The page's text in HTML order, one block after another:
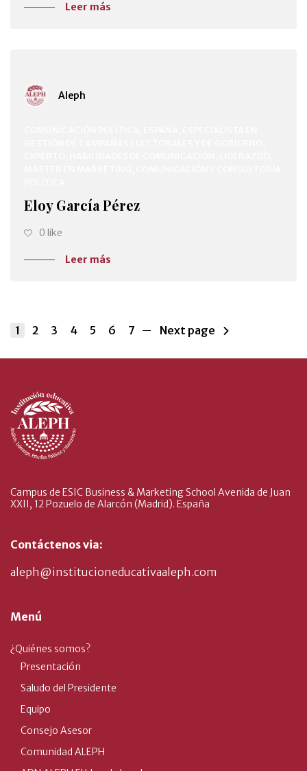
Leer más
Aleph
Eloy García Pérez
0 like
Leer más
1 2 3 4 5 6 7 Next page
Campus de ESIC Business & Marketing School Avenida de Juan
XXII, 12 Pozuelo de Alarcón (Madrid). España
Contáctenos via:
aleph@institucioneducativaaleph.com
Menú
¿Quiénes somos?
Presentación
Saludo del Presidente
Equipo
Consejo Asesor
Comunidad ALEPH